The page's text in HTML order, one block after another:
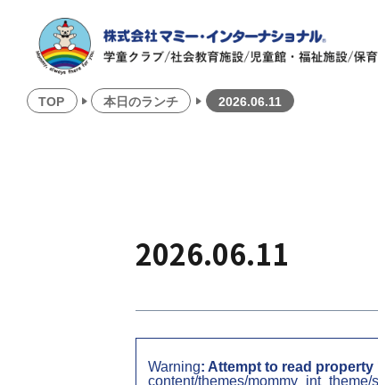
TOP 本日のランチ 2026.06.11
2026.06.11
Warning: Attempt to read
content/themes/mommy_int_theme/